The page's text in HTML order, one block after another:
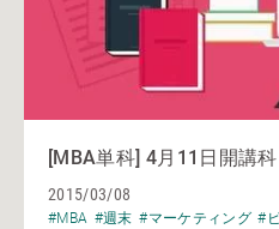
[MBA単科] 4月11日開講
2015/03/08
#MBA #週末 #マーケティング #